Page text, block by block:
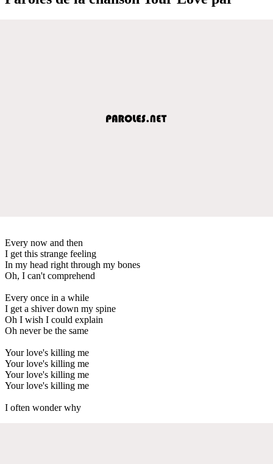
Every now and then
I get this strange feeling
In my head right through my bones
Oh, I can't comprehend
Every once in a while
I get a shiver down my spine
Oh I wish I could explain
Oh never be the same
Your love's killing me
Your love's killing me
Your love's killing me
Your love's killing me
I often wonder why